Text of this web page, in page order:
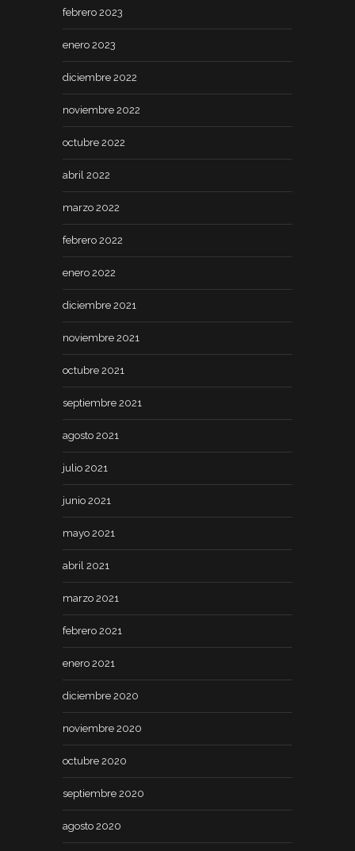
febrero 2023
enero 2023
diciembre 2022
noviembre 2022
octubre 2022
abril 2022
marzo 2022
febrero 2022
enero 2022
diciembre 2021
noviembre 2021
octubre 2021
septiembre 2021
agosto 2021
julio 2021
junio 2021
mayo 2021
abril 2021
marzo 2021
febrero 2021
enero 2021
diciembre 2020
noviembre 2020
octubre 2020
septiembre 2020
agosto 2020